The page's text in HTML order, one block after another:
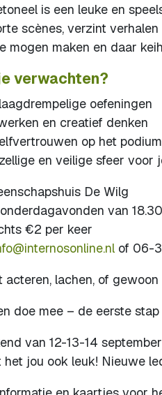
is een leuke en
scènes, verzint
mogen maken en daar
verwachten?
oefeningen
en creatief denken
op het
en veilige sfeer voor
De Wilg
van
€2 per keer
of 06-
acteren, lachen, of
doe mee – de eerste
van 12-13-14
jou ook leuk! Nieuwe